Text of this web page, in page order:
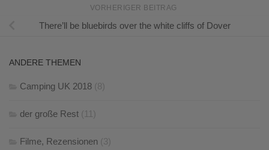
VORHERIGER BEITRAG
There’ll be bluebirds over the white cliffs of Dover
ANDERE THEMEN
Camping UK 2018 (8)
der große Rest (11)
Filme, Rezensionen (3)